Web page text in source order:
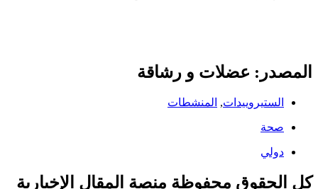
المصدر: عضلات و رشاقة
الستيروييدات, المنشطات
صحة
دولي
كل الحقوق محفوظة منصة المقال الإخبارية